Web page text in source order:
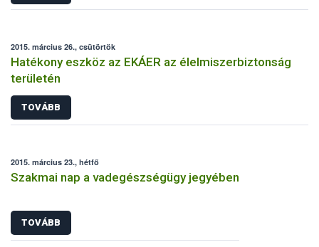
2015. március 26., csütörtök
Hatékony eszköz az EKÁER az élelmiszerbiztonság
területén
TOVÁBB
2015. március 23., hétfő
Szakmai nap a vadegészségügy jegyében
TOVÁBB